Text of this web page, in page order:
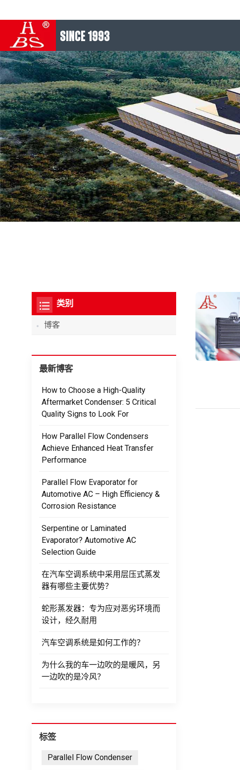
SINCE 1993
类别
博客
最新博客
How to Choose a High-Quality
Aftermarket Condenser: 5 Critical
Quality Signs to Look For
How Parallel Flow Condensers
Achieve Enhanced Heat Transfer
Performance
Parallel Flow Evaporator for
Automotive AC – High Efficiency &
Corrosion Resistance
Serpentine or Laminated
Evaporator? Automotive AC
Selection Guide
在汽车空调系统中采用层压式蒸发
器有哪些主要优势？
蛇形蒸发器：专为应对恶劣环境而
设计，经久耐用
汽车空调系统是如何工作的？
为什么我的车一边吹的是暖风，另
一边吹的是冷风？
标签
Parallel Flow Condenser